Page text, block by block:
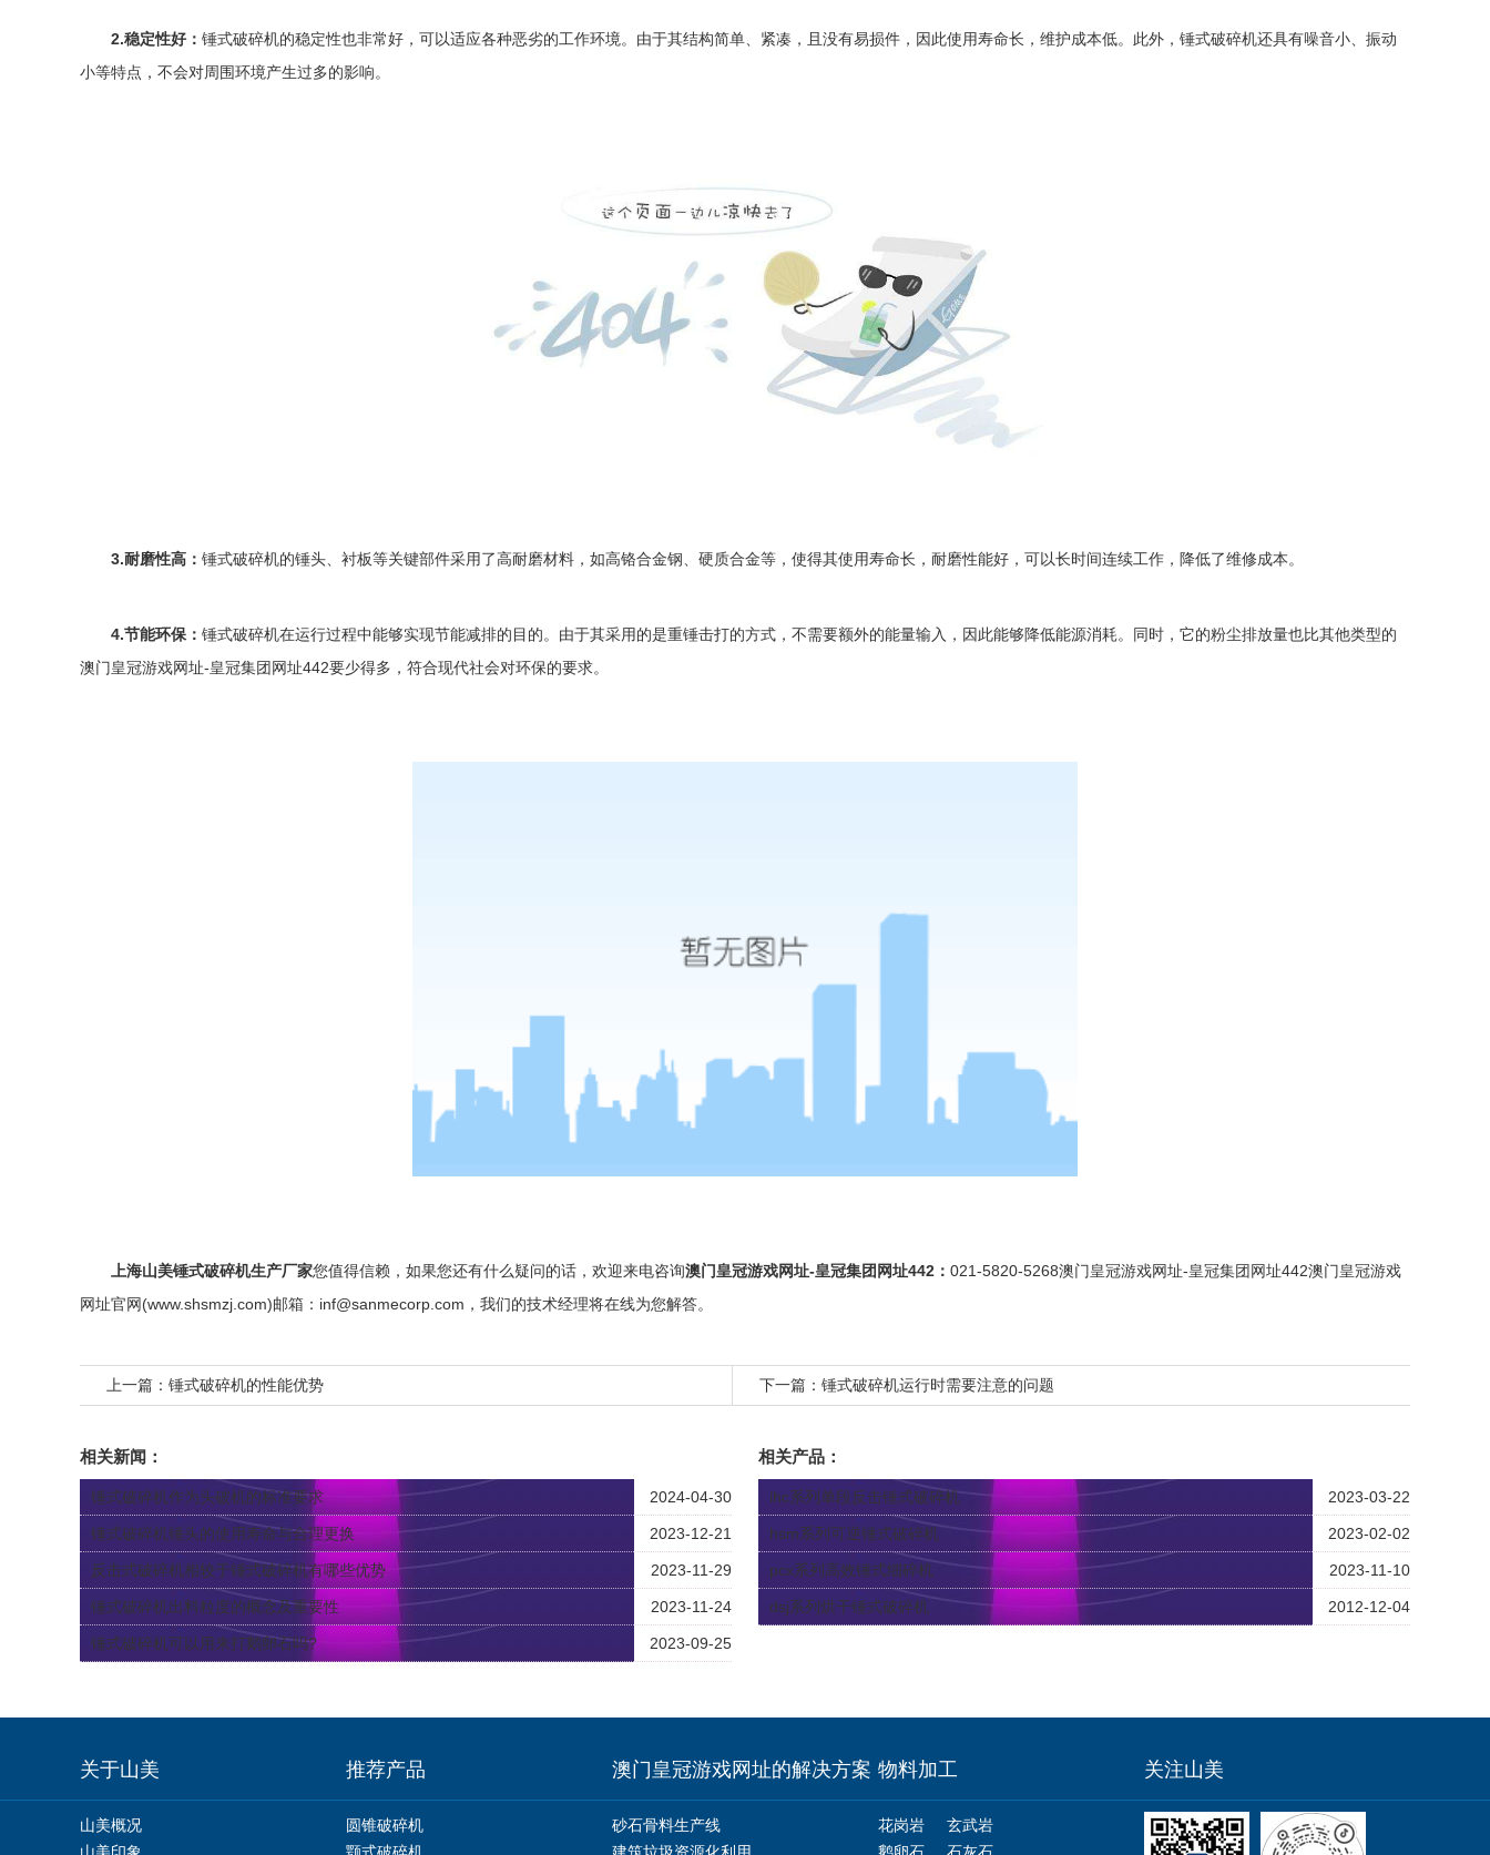
2.稳定性好： 锤式破碎机的稳定性也非常好，可以适应各种恶劣的工作环境。由于其结构简单、紧凑，且没有易损件，因此使用寿命长，维护成本低。此外， 锤式破碎机还具有噪音小、振动
小等特点，不会对周围环境产生过多的影响。
3.耐磨性高： 锤式破碎机的锤头、衬板等关键部件采用了高耐磨材料，如高铬合金钢、硬质合金等，使得其使用寿命长，耐磨性能好，可以长时间连续工作，降低了维修成本。
4.节能环保： 锤式破碎机在运行过程中能够实现节能减排的目的。由于其采用的是重锤击打的方式，不需要额外的能量输入，因此能够降低能源消耗。同时，它的粉尘排放量也比其他类型的
澳门皇冠游戏网址-皇冠集团网址442要少得多，符合现代社会对环保的要求。
上海山美锤式破碎机生产厂家您值得信赖，如果您还有什么疑问的话，欢迎来电咨询澳门皇冠游戏网址-皇冠集团网址442 ： 021-5820-5268澳门皇冠游戏网址-皇冠集团网址442澳门皇冠游戏
网址官网(www.shsmzj.com)邮箱： inf@sanmecorp.com ，我们的技术经理将在线为您解答。
上一篇： 锤式破碎机的性能优势 下一篇： 锤式破碎机运行时需要注意的问题
相关新闻：
锤式破碎机作为头破机的标准要求 2024-04-30
锤式破碎机锤头的使用寿命与合理更换 2023-12-21
反击式破碎机相较于锤式破碎机有哪些优势 2023-11-29
锤式破碎机出料粒度的概念及重要性 2023-11-24
锤式破碎机可以用来打鹅卵石吗? 2023-09-25
相关产品：
ihc系列单段反击锤式破碎机 2023-03-22
hsm系列可逆锤式破碎机 2023-02-02
pcx系列高效锤式细碎机 2023-11-10
dsj系列烘干锤式破碎机 2012-12-04
关于山美 推荐产品 澳门皇冠游戏网址的解决方案 物料加工 关注山美
山美概况
山美印象
圆锥破碎机
颚式破碎机
砂石骨料生产线
建筑垃圾资源化利用
花岗岩
玄武岩
鹅卵石
石灰石